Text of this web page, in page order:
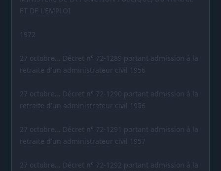
ET DE L'EMPLOI
1972
27 octobre... Décret n° 72-1289 portant admission à la
retraite d'un administrateur civil 1956
27 octobre... Décret n° 72-1290 portant admission à la
retraite d'un administrateur civil 1956
27 octobre... Décret n° 72-1291 portant admission à la
retraite d'un administrateur civil 1957
27 octobre... Décret n° 72-1292 portant admission à la